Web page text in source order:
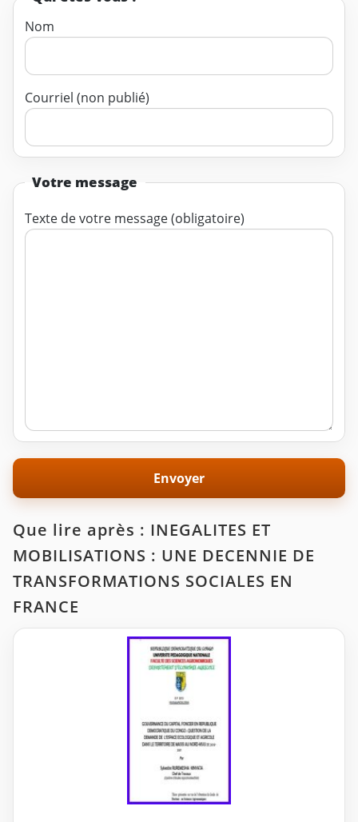
Nom
Courriel (non publié)
Votre message
Texte de votre message (obligatoire)
Que lire après : INEGALITES ET
MOBILISATIONS : UNE DECENNIE DE
TRANSFORMATIONS SOCIALES EN
FRANCE